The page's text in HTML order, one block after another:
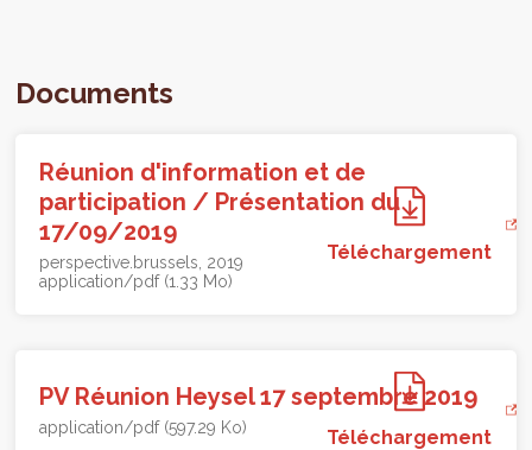
Documents
Réunion d'information et de
participation / Présentation du
17/09/2019
perspective.brussels 2019
application/pdf (1.33 Mo)
Téléchargement
PV Réunion Heysel 17 septembre 2019
application/pdf (597.29 Ko) Téléchargement